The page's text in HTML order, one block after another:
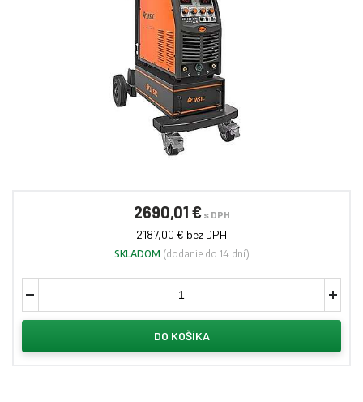
2690,01 € s DPH
2187,00 € bez DPH
SKLADOM (dodanie do 14 dní)
DO KOŠÍKA